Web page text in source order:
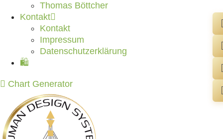
Thomas Böttcher
Kontakt
Kontakt
Impressum
Datenschutzerklärung
🛍️
Chart Generator